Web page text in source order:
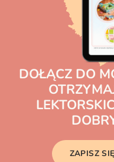
DOŁĄCZ DO
ZAPISZ